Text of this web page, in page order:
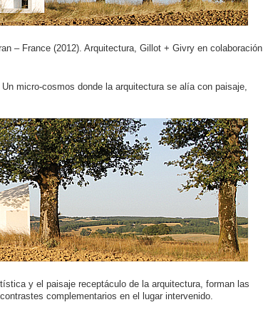
– France (2012). Arquitectura, Gillot + Givry en colaboración
micro-cosmos donde la arquitectura se alía con paisaje,
y el paisaje receptáculo de la arquitectura, forman las
complementarios en el lugar intervenido.